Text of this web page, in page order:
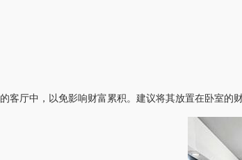
客厅中，以免影响财富累积。建议将其放置在卧室的